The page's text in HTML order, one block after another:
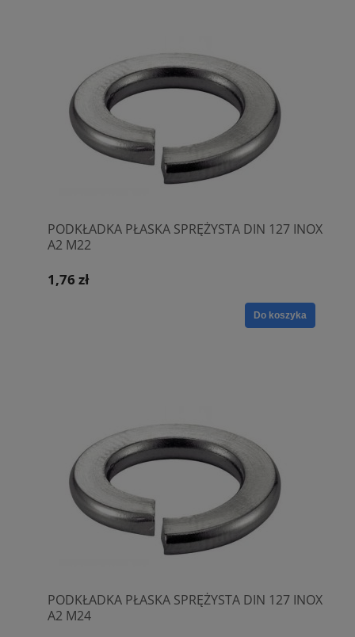
PODKŁADKA PŁASKA SPRĘŻYSTA DIN 127 INOX
A2 M22
1,76 zł
Do koszyka
PODKŁADKA PŁASKA SPRĘŻYSTA DIN 127 INOX
A2 M24